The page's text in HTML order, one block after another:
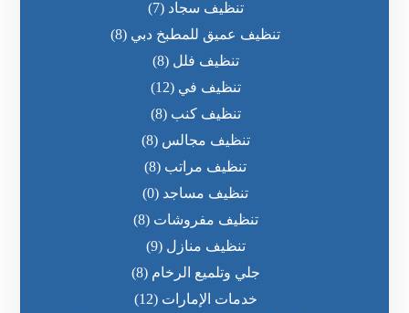
تنظيف سجاد (7)
تنظيف عميق للمطبخ دبي (8)
تنظيف فلل (8)
تنظيف في (12)
تنظيف كنب (8)
تنظيف مجالس (8)
تنظيف مراتب (8)
تنظيف مساجد (0)
تنظيف مفروشات (8)
تنظيف منازل (9)
جلي وتلميع الرخام (8)
خدمات الإمارات (12)